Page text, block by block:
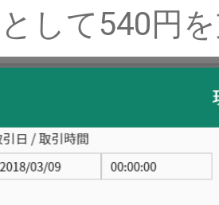
して540円